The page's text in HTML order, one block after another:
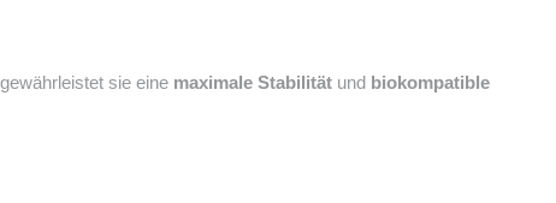
sie eine maximale Stabilität und biokompatible